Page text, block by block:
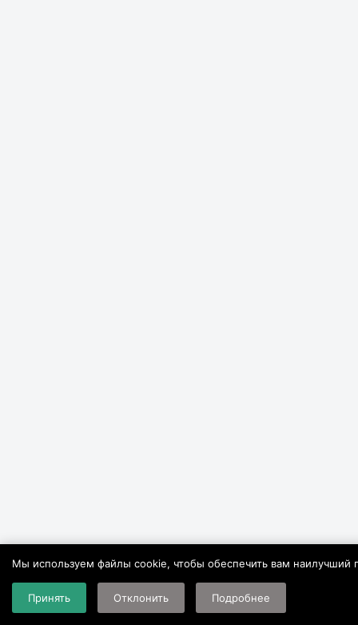
Мы используем файлы cookie, чтобы обеспечить вам наилучший
Принять Отклонить Подробнее